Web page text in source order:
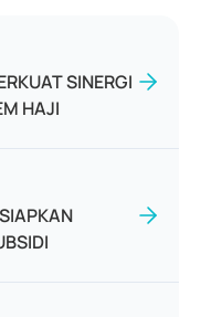
SINERGI
HAJI